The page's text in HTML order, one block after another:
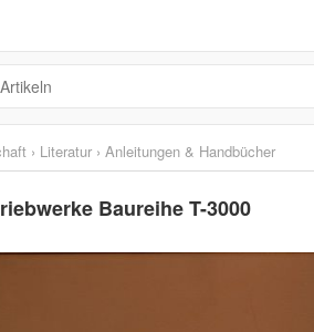
› Literatur › Anleitungen & Handbücher
Baureihe T-3000